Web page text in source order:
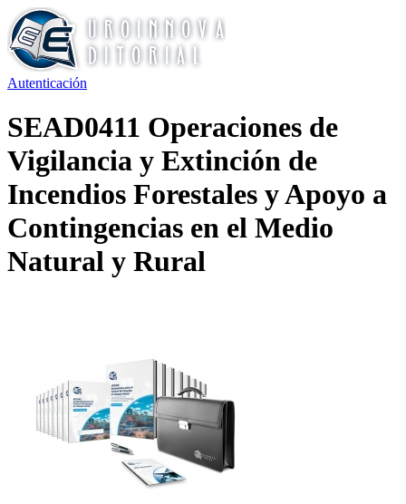
Autenticación
SEAD0411 Operaciones de
Vigilancia y Extinción de
Incendios Forestales y Apoyo a
Contingencias en el Medio
Natural y Rural